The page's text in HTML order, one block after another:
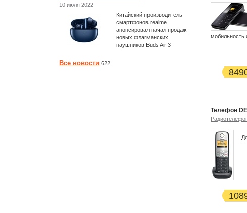
мобильность
Телефон
10 июля 2022
Китайский производитель
смартфонов realme
анонсировал начал продаж
новых флагманских
наушников Buds Air 3
Все новости 622